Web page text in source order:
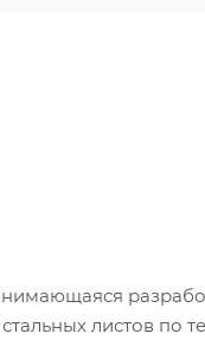
листов по